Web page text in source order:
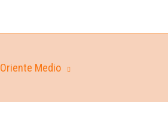
Oriente Medio